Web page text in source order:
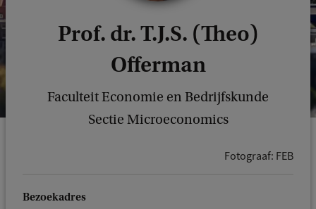
Prof. dr. T.J.S. (Theo)
Offerman
Faculteit Economie en Bedrijfskunde
Sectie Microeconomics
Fotograaf: FEB
Bezoekadres